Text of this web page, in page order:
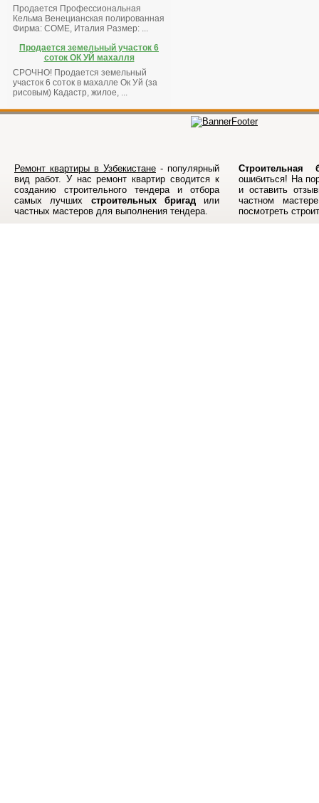
Продается Профессиональная
Кельма Венецианская полированная
Фирма: COME, Италия Размер: ...
Продается земельный участок 6
соток ОК УЙ махалля
СРОЧНО! Продается земельный
участок 6 соток в махалле Ок Уй (за
рисовым) Кадастр, жилое, ...
Ремонт квартиры в Узбекистане - популярный
вид работ. У нас ремонт квартир сводится к
созданию строительного тендера и отбора
самых лучших строительных бригадили
частных мастеров для выполнения тендера.
Строительная
ошибиться! На
и оставить
частном
посмотреть